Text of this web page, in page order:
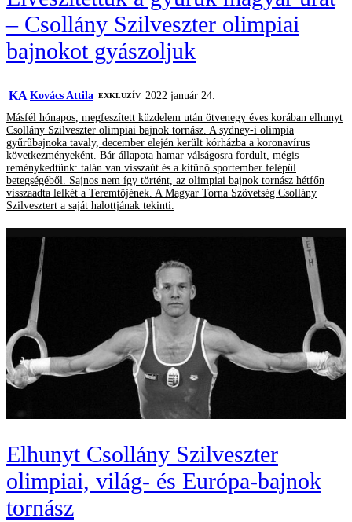
– Csollány Szilveszter olimpiai
bajnokot gyászoljuk
KA Kovács Attila EXKLUZÍV
2022 január 24.
Másfél hónapos, megfeszített küzdelem után ötvenegy éves korában elhunyt
Csollány Szilveszter olimpiai bajnok tornász. A sydney-i olimpia
gyűrűbajnoka tavaly, december elején került kórházba a koronavírus
következményeként. Bár állapota hamar válságosra fordult, mégis
reménykedtünk: talán van visszaút és a kitűnő sportember felépül
betegségéből. Sajnos nem így történt, az olimpiai bajnok tornász hétfőn
visszaadta lelkét a Teremtőjének. A Magyar Torna Szövetség Csollány
Szilvesztert a saját halottjának tekinti.
Elhunyt Csollány Szilveszter
olimpiai, világ- és Európa-bajnok
tornász